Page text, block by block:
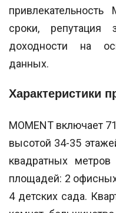
привлекательность
сроки, репутация
доходности на
данных.
Характеристики
MOMENT включает
высотой 34-35
квадратных
площадей: 2
4 детских сада.